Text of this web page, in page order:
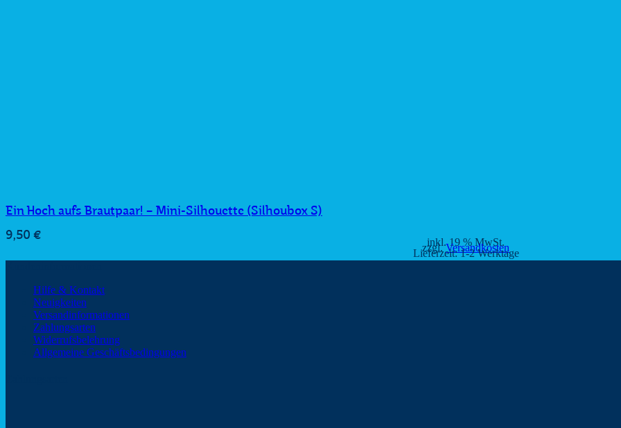
Ein Hoch aufs Brautpaar! – Mini-Silhouette (Silhoubox S)
9,50 € inkl. 19 % MwSt.
zzgl.Versandkosten
Lieferzeit:1-2 Werktage
Hilfe & Kontakt
Neuigkeiten
Versandinformationen
Zahlungsarten
Widerrufsbelehrung
Allgemeine Geschäftsbedingungen